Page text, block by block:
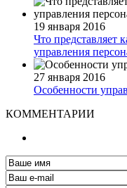
19 января 2016
Что представляет
управления
27 января 2016
Особенности
КОММЕНТАРИИ